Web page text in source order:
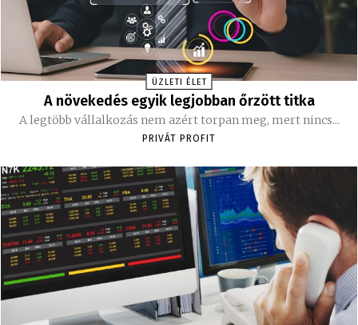
ÜZLETI ÉLET
A növekedés egyik legjobban őrzött titka
A legtöbb vállalkozás nem azért torpan meg, mert nincs...
PRIVÁT PROFIT